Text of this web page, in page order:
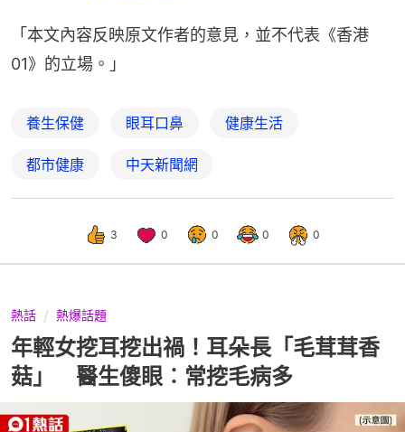
「本文內容反映原文作者的意見，並不代表《香港
01》的立場。」
養生保健 眼耳口鼻 健康生活
都市健康 中天新聞網
3 0 0 0 0
熱話 熱爆話題
年輕女挖耳挖出禍！耳朵長「毛茸茸香
菇」 醫生傻眼︰常挖毛病多